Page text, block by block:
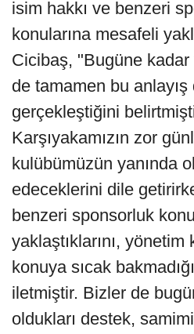
isim hakkı ve benzeri
konularına mesafeli
Cicibaş, "Bugüne
de tamamen bu
gerçekleştiğini
Karşıyakamızın zor
kulübümüzün yanında
edeceklerini dile
benzeri sponsorluk
yaklaştıklarını, yönetim
konuya sıcak
iletmiştir. Bizler de
oldukları destek,